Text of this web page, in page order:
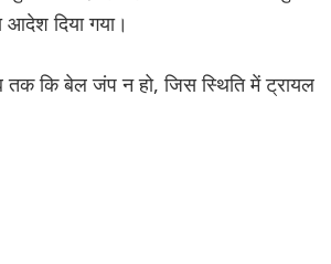
दिया गया।
तक कि बेल जंप न हो, जिस स्थिति में ट्रायल